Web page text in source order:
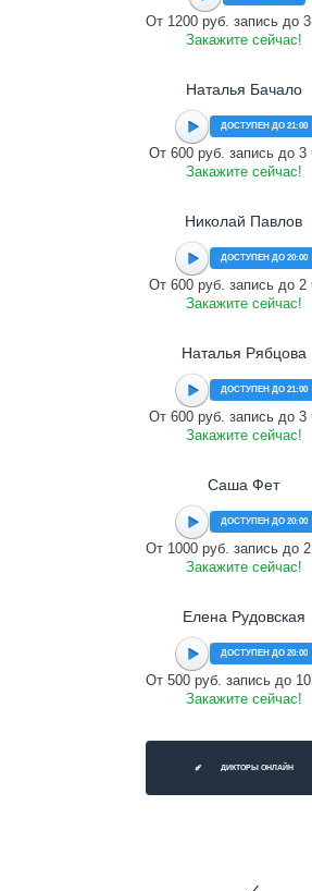
От 1200 руб. запись до
Закажите сейчас!
Наталья Бачало
ДОСТУПЕН ДО 21:00
От 600 руб. запись до 3
Закажите сейчас!
Николай Павлов
ДОСТУПЕН ДО 20:00
От 600 руб. запись до 2
Закажите сейчас!
Наталья Рябцова
ДОСТУПЕН ДО 21:00
От 600 руб. запись до 3
Закажите сейчас!
Саша Фет
ДОСТУПЕН ДО 20:00
От 1000 руб. запись до
Закажите сейчас!
Елена Рудовская
ДОСТУПЕН ДО 20:00
От 500 руб. запись до
Закажите сейчас!
ДИКТОРЫ ОНЛАЙН